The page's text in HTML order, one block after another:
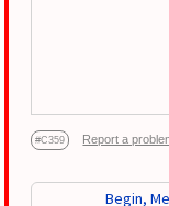
Begin,
#C359 Report a